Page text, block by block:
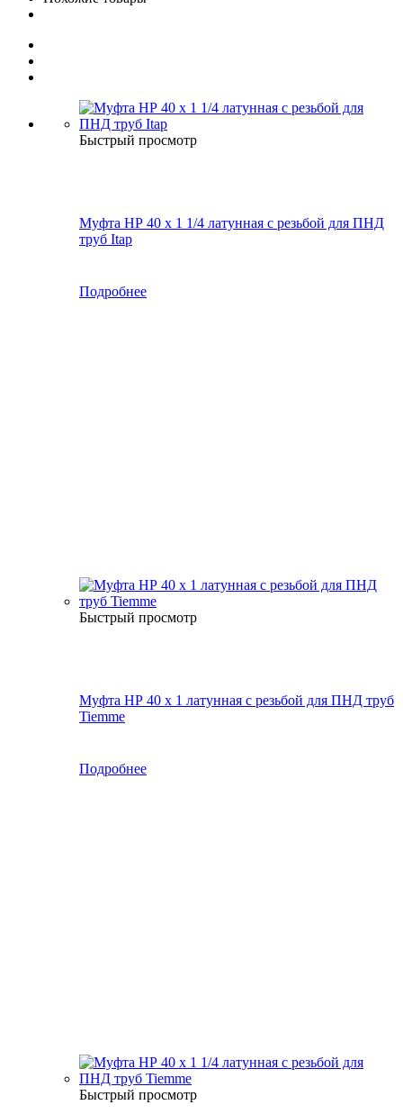
Быстрый просмотр
Муфта НР 40 х 1 1/4 латунная с резьбой для ПНД
труб Itap
Подробнее
Быстрый просмотр
Муфта НР 40 х 1 латунная с резьбой для ПНД труб
Tiemme
Подробнее
Быстрый просмотр